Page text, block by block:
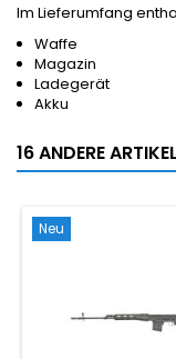
Im Lieferumfang
Waffe
Magazin
Ladegerät
Akku
16 ANDERE
Neu